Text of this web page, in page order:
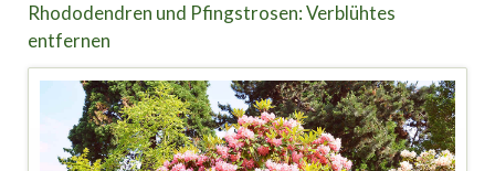
Rhododendren und Pfingstrosen: Verblühtes
entfernen